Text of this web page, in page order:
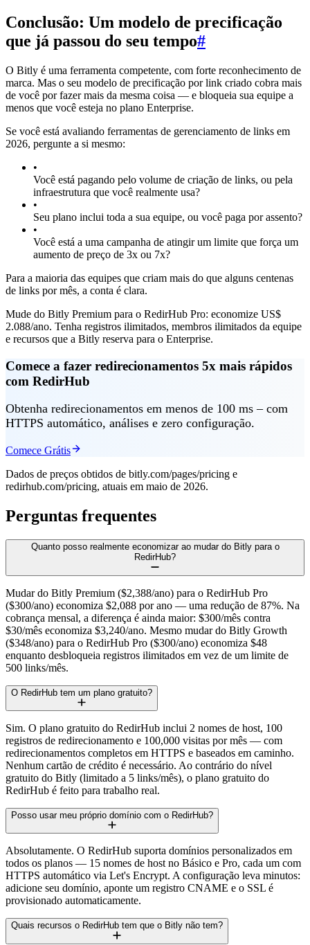
Conclusão: Um modelo de precificação
que já passou do seu tempo#
O Bitly é uma ferramenta competente, com forte reconhecimento de
marca. Mas o seu modelo de precificação por link criado cobra mais
de você por fazer mais da mesma coisa — e bloqueia sua equipe a
menos que você esteja no plano Enterprise.
Se você está avaliando ferramentas de gerenciamento de links em
2026, pergunte a si mesmo:
•
Você está pagando pelo volume de criação de links, ou pela
infraestrutura que você realmente usa?
•
Seu plano inclui toda a sua equipe, ou você paga por assento?
•
Você está a uma campanha de atingir um limite que força um
aumento de preço de 3x ou 7x?
Para a maioria das equipes que criam mais do que alguns centenas
de links por mês, a conta é clara.
Mude do Bitly Premium para o RedirHub Pro: economize US$
2.088/ano. Tenha registros ilimitados, membros ilimitados da equipe
e recursos que a Bitly reserva para o Enterprise.
Comece a fazer redirecionamentos 5x mais rápidos
com RedirHub
Obtenha redirecionamentos em menos de 100 ms – com
HTTPS automático, análises e zero configuração.
Comece Grátis
Dados de preços obtidos de bitly.com/pages/pricing e
redirhub.com/pricing, atuais em maio de 2026.
Perguntas frequentes
Quanto posso realmente economizar ao mudar do Bitly para o
RedirHub?
Mudar do Bitly Premium ($2,388/ano) para o RedirHub Pro
($300/ano) economiza $2,088 por ano — uma redução de 87%. Na
cobrança mensal, a diferença é ainda maior: $300/mês contra
$30/mês economiza $3,240/ano. Mesmo mudar do Bitly Growth
($348/ano) para o RedirHub Pro ($300/ano) economiza $48
enquanto desbloqueia registros ilimitados em vez de um limite de
500 links/mês.
O RedirHub tem um plano gratuito?
Sim. O plano gratuito do RedirHub inclui 2 nomes de host, 100
registros de redirecionamento e 100,000 visitas por mês — com
redirecionamentos completos em HTTPS e baseados em caminho.
Nenhum cartão de crédito é necessário. Ao contrário do nível
gratuito do Bitly (limitado a 5 links/mês), o plano gratuito do
RedirHub é feito para trabalho real.
Posso usar meu próprio domínio com o RedirHub?
Absolutamente. O RedirHub suporta domínios personalizados em
todos os planos — 15 nomes de host no Básico e Pro, cada um com
HTTPS automático via Let's Encrypt. A configuração leva minutos:
adicione seu domínio, aponte um registro CNAME e o SSL é
provisionado automaticamente.
Quais recursos o RedirHub tem que o Bitly não tem?